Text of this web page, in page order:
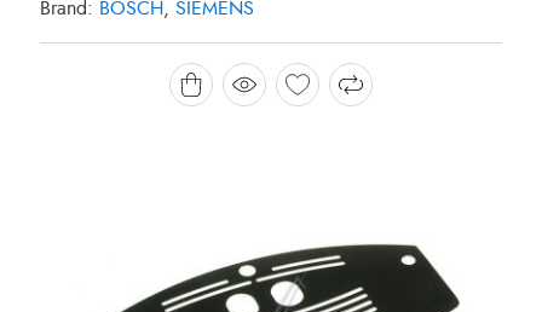
Brand: BOSCH SIEMENS